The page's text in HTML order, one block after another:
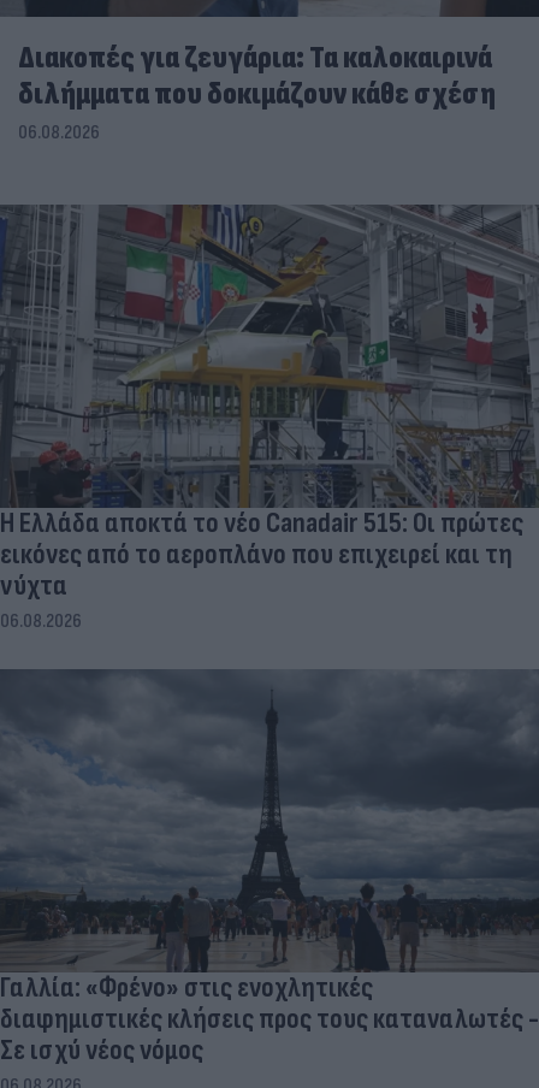
Διακοπές για ζευγάρια: Τα καλοκαιρινά
διλήμματα που δοκιμάζουν κάθε σχέση
06.08.2026
Η Ελλάδα αποκτά το νέο Canadair 515: Οι πρώτες
εικόνες από το αεροπλάνο που επιχειρεί και τη
νύχτα
06.08.2026
Γαλλία: «Φρένο» στις ενοχλητικές
διαφημιστικές κλήσεις προς τους καταναλωτές -
Σε ισχύ νέος νόμος